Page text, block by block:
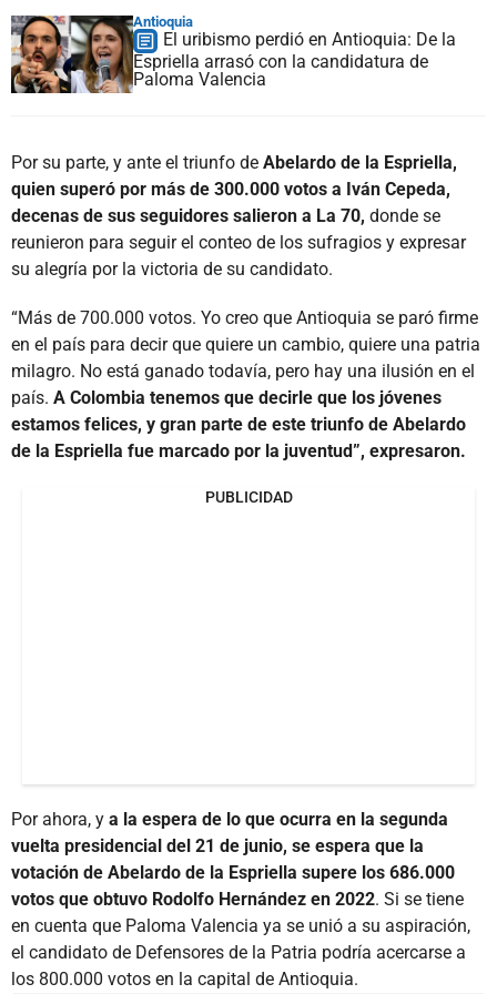
Antioquia
El uribismo perdió en Antioquia: De la
Espriella arrasó con la candidatura de
Paloma Valencia
Por su parte, y ante el triunfo de Abelardo de la Espriella,
quien superó por más de 300.000 votos a Iván Cepeda,
decenas de sus seguidores salieron a La 70, donde se
reunieron para seguir el conteo de los sufragios y expresar
su alegría por la victoria de su candidato.
“Más de 700.000 votos. Yo creo que Antioquia se paró firme
en el país para decir que quiere un cambio, quiere una patria
milagro. No está ganado todavía, pero hay una ilusión en el
país. A Colombia tenemos que decirle que los jóvenes
estamos felices, y gran parte de este triunfo de Abelardo
de la Espriella fue marcado por la juventud”, expresaron.
PUBLICIDAD
Por ahora, y a la espera de lo que ocurra en la segunda
vuelta presidencial del 21 de junio, se espera que la
votación de Abelardo de la Espriella supere los 686.000
votos que obtuvo Rodolfo Hernández en 2022. Si se tiene
en cuenta que Paloma Valencia ya se unió a su aspiración,
el candidato de Defensores de la Patria podría acercarse a
los 800.000 votos en la capital de Antioquia.